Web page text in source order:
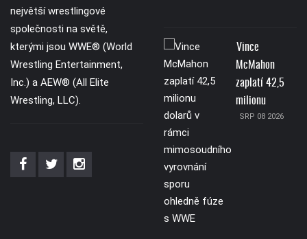
největší wrestlingové
společnosti na světě,
kterými jsou WWE® (World
Wrestling Entertainment,
Inc.) a AEW® (All Elite
Wrestling, LLC).
Vince
McMahon
zaplatí 42,5
milionu
SRP 08 2026